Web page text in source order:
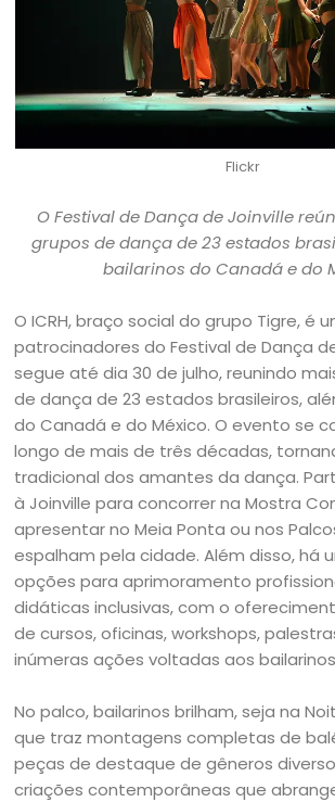
Flickr
O Festival de Dança de Joinville
grupos de dança de 23 estados
bailarinos do Canadá e do
O ICRH, braço social do grupo Tigre, é
patrocinadores do Festival de Dança
segue até dia 30 de julho, reunindo
de dança de 23 estados brasileiros,
do Canadá e do México. O evento se
longo de mais de três décadas,
tradicional dos amantes da dança.
à Joinville para concorrer na Mostra
apresentar no Meia Ponta ou nos
espalham pela cidade. Além disso, há
opções para aprimoramento
didáticas inclusivas, com o
de cursos, oficinas, workshops,
inúmeras ações voltadas aos
No palco, bailarinos brilham, seja na
que traz montagens completas de
peças de destaque de gêneros
criações contemporâneas que